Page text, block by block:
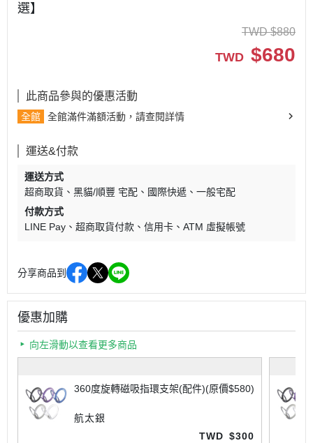
選】
TWD $880
TWD $680
此商品參與的優惠活動
全館 全館滿件滿額活動，請查閱詳情
運送&付款
運送方式
超商取貨
黑貓/順豐 宅配 國際快遞
一般宅配
付款方式
LINE Pay
超商取貨付款 信用卡 ATM 虛擬帳號
分享商品到
優惠加購
向左滑動以查看更多商品
360度旋轉磁吸指環支架(配件)(原價$580)
航太銀
TWD $300